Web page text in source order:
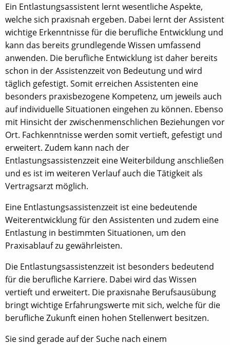
Ein Entlastungsassistent lernt wesentliche Aspekte,
welche sich praxisnah ergeben. Dabei lernt der Assistent
wichtige Erkenntnisse für die berufliche Entwicklung und
kann das bereits grundlegende Wissen umfassend
anwenden. Die berufliche Entwicklung ist daher bereits
schon in der Assistenzzeit von Bedeutung und wird
täglich gefestigt. Somit erreichen Assistenten eine
besonders praxisbezogene Kompetenz, um jeweils auch
auf individuelle Situationen eingehen zu können. Ebenso
mit Hinsicht der zwischenmenschlichen Beziehungen vor
Ort. Fachkenntnisse werden somit vertieft, gefestigt und
erweitert. Zudem kann nach der
Entlastungsassistenzzeit eine Weiterbildung anschließen
und es ist im weiteren Verlauf auch die Tätigkeit als
Vertragsarzt möglich.
Eine Entlastungsassistenzzeit ist eine bedeutende
Weiterentwicklung für den Assistenten und zudem eine
Entlastung in bestimmten Situationen, um den
Praxisablauf zu gewährleisten.
Die Entlastungsassistenzzeit ist besonders bedeutend
für die berufliche Karriere. Dabei wird das Wissen
vertieft und erweitert. Die praxisnahe Berufsausübung
bringt wichtige Erfahrungswerte mit sich, welche für die
berufliche Zukunft einen hohen Stellenwert besitzen.
Sie sind gerade auf der Suche nach einem